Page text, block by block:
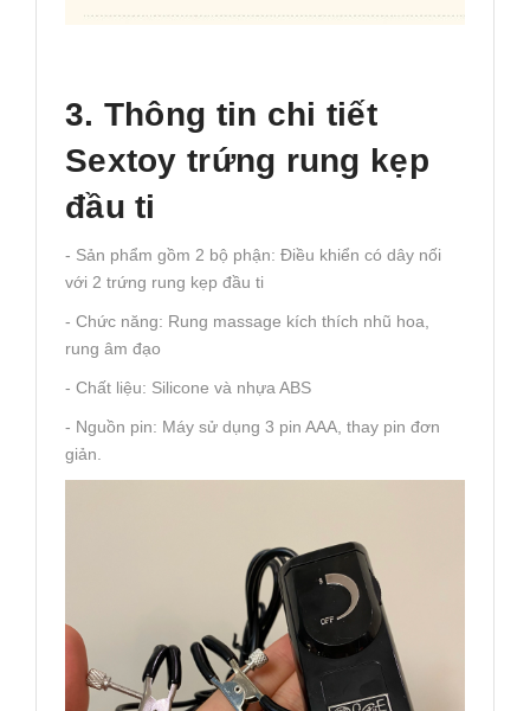
3. Thông tin chi tiết
Sextoy trứng rung kẹp
đầu ti
- Sản phẩm gồm 2 bộ phận: Điều khiển có dây nối
với 2 trứng rung kẹp đầu ti
- Chức năng: Rung massage kích thích nhũ hoa,
rung âm đạo
- Chất liệu: Silicone và nhựa ABS
- Nguồn pin: Máy sử dụng 3 pin AAA, thay pin đơn
giản.